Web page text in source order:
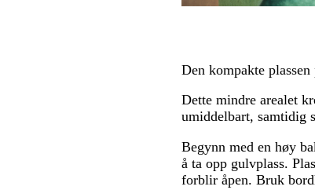
Den kompakte
Dette mindre arealet
umiddelbart, samtidig
Begynn med en høy
å ta opp gulvplass.
forblir åpen. Bruk